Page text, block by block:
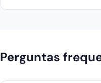
Perguntas